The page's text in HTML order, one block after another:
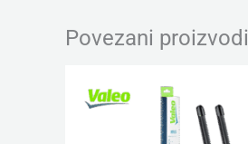
Povezani proizvodi